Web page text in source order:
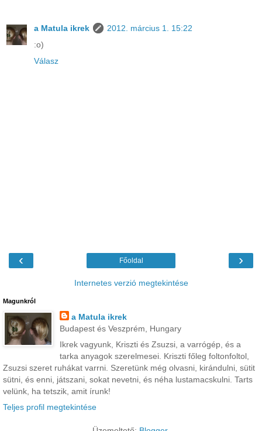
a Matula ikrek
2012. március 1. 15:22
:o)
Válasz
‹ ›
Főoldal
Internetes verzió megtekintése
Magunkról
a Matula ikrek
Budapest és Veszprém, Hungary
Ikrek vagyunk, Kriszti és Zsuzsi, a varrógép, és a
tarka anyagok szerelmesei. Kriszti főleg foltonfoltol,
Zsuzsi szeret ruhákat varrni. Szeretünk még olvasni, kirándulni, sütit
sütni, és enni, játszani, sokat nevetni, és néha lustamacskulni. Tarts
velünk, ha tetszik, amit írunk!
Teljes profil megtekintése